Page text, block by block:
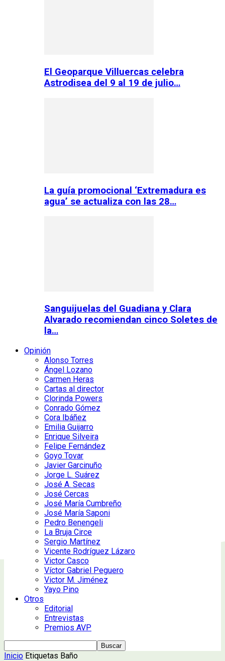
El Geoparque Villuercas celebra
Astrodisea del 9 al 19 de julio…
La guía promocional ‘Extremadura es
agua’ se actualiza con las 28…
Sanguijuelas del Guadiana y Clara
Alvarado recomiendan cinco Soletes de
la…
Opinión
Alonso Torres
Ángel Lozano
Carmen Heras
Cartas al director
Clorinda Powers
Conrado Gómez
Cora Ibáñez
Emilia Guijarro
Enrique Silveira
Felipe Fernández
Goyo Tovar
Javier Garcinuño
Jorge L. Suárez
José A. Secas
José Cercas
José María Cumbreño
José María Saponi
Pedro Benengeli
La Bruja Circe
Sergio Martínez
Vicente Rodríguez Lázaro
Victor Casco
Víctor Gabriel Peguero
Victor M. Jiménez
Yayo Pino
Otros
Editorial
Entrevistas
Premios AVP
Inicio Etiquetas Baño